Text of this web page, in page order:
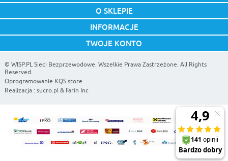
O SKLEPIE
INFORMACJE
TWOJE KONTO
© WISP.PL Sieci Bezprzewodowe. Wszelkie Prawa Zastrzeżone. All Rights
Reserved.
Oprogramowanie KQS.store
Realizacja : sucro.pl& Farin Inc